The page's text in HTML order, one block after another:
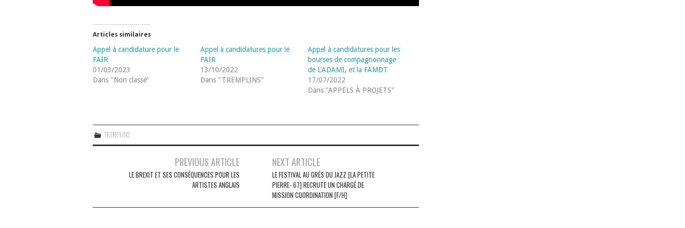
Articles similaires
Appel à candidature pour le
FAIR
01/03/2023
Dans "Non classé"
Appel à candidatures pour le
FAIR
13/10/2022
Dans "TREMPLINS"
Appel à candidatures pour les
bourses de compagnonnage
de L’ADAMI, et la FAMDT
17/07/2022
Dans "APPELS À PROJETS"
TREMPLINS
PREVIOUS ARTICLE
LE BREXIT ET SES CONSÉQUENCES POUR LES
ARTISTES ANGLAIS
NEXT ARTICLE
LE FESTIVAL AU GRÉS DU JAZZ [LA PETITE
PIERRE- 67] RECRUTE UN CHARGÉ DE
MISSION COORDINATION [F/H]